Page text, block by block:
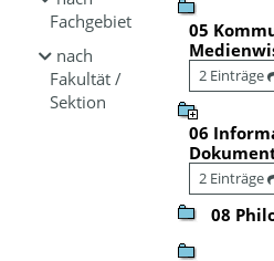
Fachgebiet
nach
Fakultät /
Sektion
05
2 Einträge
06
2 Einträge
08